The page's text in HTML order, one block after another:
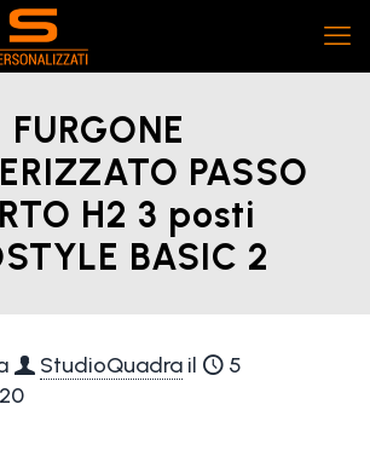
FURGONE
PASSO
H2 3 posti
BASIC 2
StudioQuadra il
5